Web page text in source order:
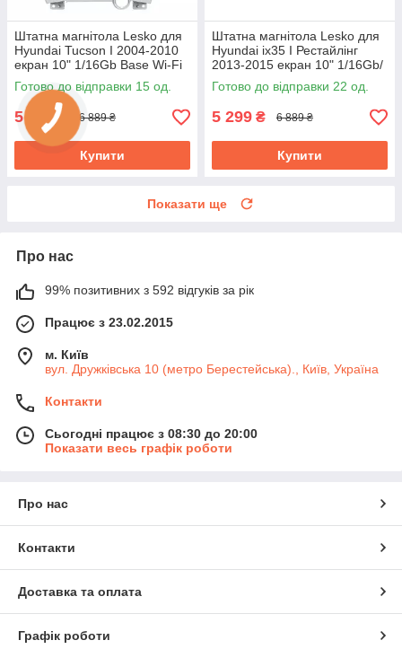
Штатна магнітола Lesko для
Hyundai Tucson I 2004-2010
екран 10" 1/16Gb Base Wi-Fi
GPS Android хендай
Готово до відправки 15 од.
5 299₴ 6 889 ₴
Купити
Штатна магнітола Lesko для
Hyundai ix35 I Рестайлінг
2013-2015 екран 10" 1/16Gb/
Wi-Fi Base Хюндай
Готово до відправки 22 од.
5 299 ₴ 6 889 ₴
Купити
Показати ще
Про нас
99% позитивних з 592 відгуків за рік
Працює з 23.02.2015
м. Київ
вул. Дружківська 10 (метро Берестейська)., Київ, Україна
Контакти
Сьогодні працює з 08:30 до 20:00
Показати весь графік роботи
Про нас
Контакти
Доставка та оплата
Графік роботи